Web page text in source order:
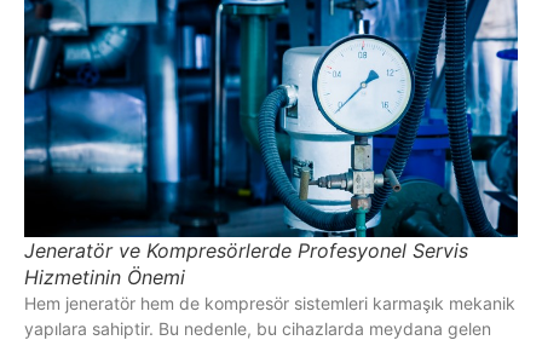
Jeneratör ve Kompresörlerde Profesyonel Servis
Hizmetinin Önemi
Hem jeneratör hem de kompresör sistemleri karmaşık mekanik
yapılara sahiptir. Bu nedenle, bu cihazlarda meydana gelen